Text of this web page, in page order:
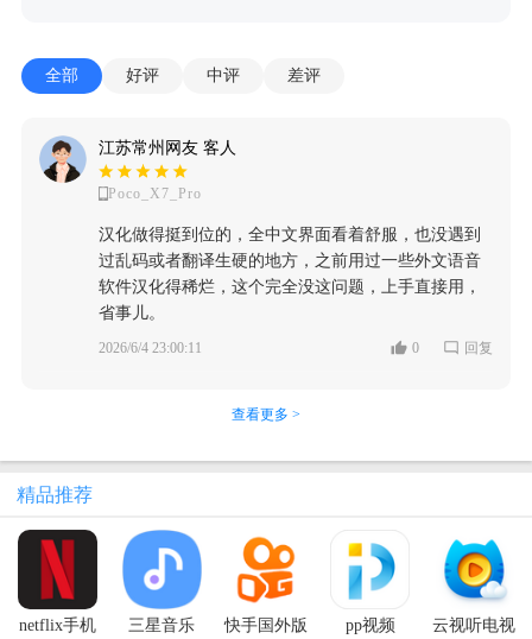
全部 好评 中评 差评
江苏常州网友 客人
Poco_X7_Pro
汉化做得挺到位的，全中文界面看着舒服，也没遇到
过乱码或者翻译生硬的地方，之前用过一些外文语音
软件汉化得稀烂，这个完全没这问题，上手直接用，
省事儿。
2026/6/4 23:00:11 0 回复
查看更多 >
精品推荐
netflix手机
三星音乐
快手国外版
pp视频
云视听电视